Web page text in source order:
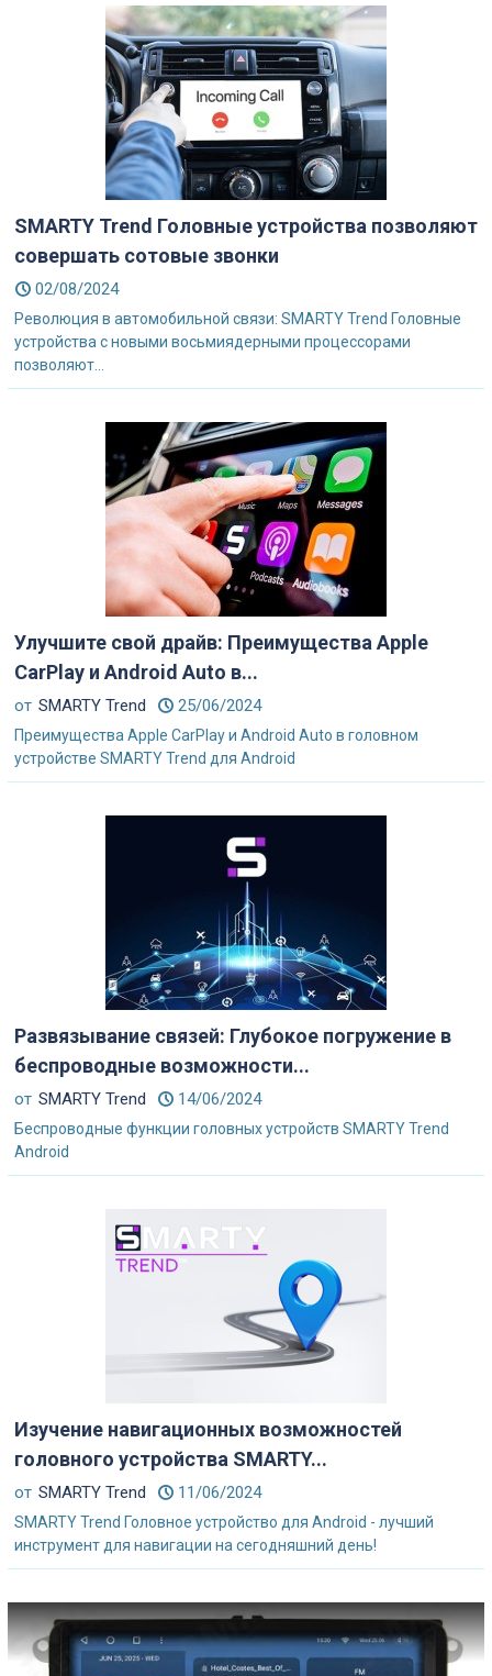
SMARTY Trend Головные устройства позволяют
совершать сотовые звонки
02/08/2024
Революция в автомобильной связи: SMARTY Trend Головные
устройства с новыми восьмиядерными процессорами
позволяют...
Улучшите свой драйв: Преимущества Apple
CarPlay и Android Auto в...
от SMARTY Trend 25/06/2024
Преимущества Apple CarPlay и Android Auto в головном
устройстве SMARTY Trend для Android
Развязывание связей: Глубокое погружение в
беспроводные возможности...
от SMARTY Trend 14/06/2024
Беспроводные функции головных устройств SMARTY Trend
Android
Изучение навигационных возможностей
головного устройства SMARTY...
от SMARTY Trend 11/06/2024
SMARTY Trend Головное устройство для Android - лучший
инструмент для навигации на сегодняшний день!